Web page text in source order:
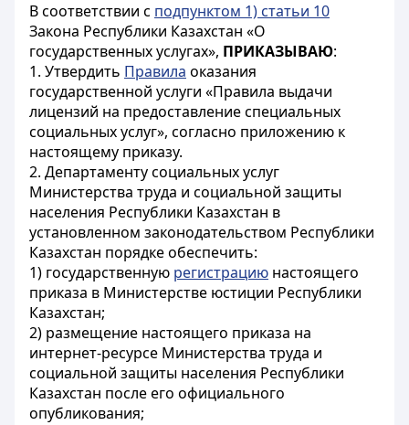
В соответствии с подпунктом 1) статьи 10
Закона Республики Казахстан «О
государственных услугах», ПРИКАЗЫВАЮ:
1. Утвердить Правила оказания
государственной услуги «Правила выдачи
лицензий на предоставление специальных
социальных услуг», согласно приложению к
настоящему приказу.
2. Департаменту социальных услуг
Министерства труда и социальной защиты
населения Республики Казахстан в
установленном законодательством Республики
Казахстан порядке обеспечить:
1) государственную регистрацию настоящего
приказа в Министерстве юстиции Республики
Казахстан;
2) размещение настоящего приказа на
интернет-ресурсе Министерства труда и
социальной защиты населения Республики
Казахстан после его официального
опубликования;